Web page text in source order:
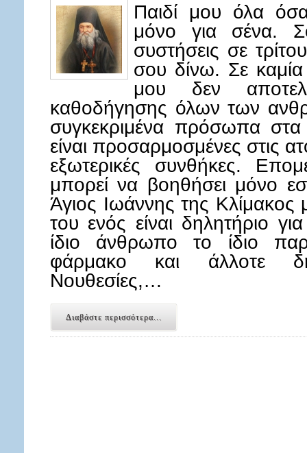
Παιδί μου όλα
μόνο για σένα.
συστήσεις σε
σου δίνω. Σε
μου δεν
καθοδήγησης όλων των
συγκεκριμένα πρόσωπα στα
είναι προσαρμοσμένες στις
εξωτερικές συνθήκες.
μπορεί να βοηθήσει μόνο
Άγιος Ιωάννης της Κλίμακος
του ενός είναι δηλητήριο
ίδιο άνθρωπο το ίδιο
φάρμακο και άλλοτε
Νουθεσίες,…
Διαβάστε περισσότερα...